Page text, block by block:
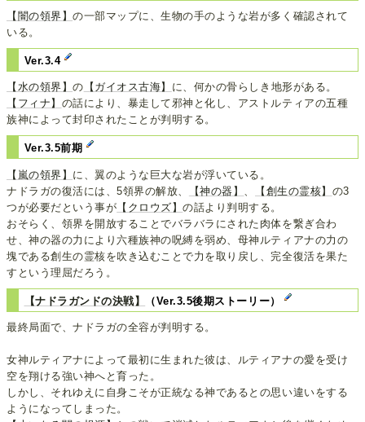
【闇の領界】の一部マップに、生物の手のような岩が多く確認されて
いる。
Ver.3.4
【水の領界】の 【ガイオス古海】 に、何かの骨らしき地形がある。
【フィナ】 の話により、暴走して邪神と化し、アストルティアの五種
族神によって封印されたことが判明する。
Ver.3.5前期
【嵐の領界】 に、翼のような巨大な岩が浮いている。
ナドラガの復活には、5領界の解放、
【神の器】 【創生の霊核】 の3
つが必要だという事が 【クロウズ】の話より判明する。
おそらく、領界を開放することでバラバラにされた肉体を繋ぎ合わ
せ、神の器の力により六種族神の呪縛を弱め、母神ルティアナの力の
塊である創生の霊核を吹き込むことで力を取り戻し、完全復活を果た
すという理屈だろう。
【ナドラガンドの決戦】 （Ver.3.5後期ストーリー）
最終局面で、ナドラガの全容が判明する。
女神ルティアナによって最初に生まれた彼は、ルティアナの愛を受け
空を翔ける強い神へと育った。
しかし、それゆえに自身こそが正統なる神であるとの思い違いをする
ようになってしまった。